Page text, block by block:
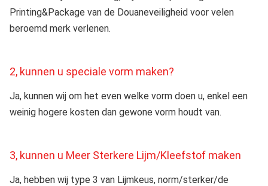
Printing&Package van de Douaneveiligheid voor velen
beroemd merk verlenen.
2, kunnen u speciale vorm maken?
Ja, kunnen wij om het even welke vorm doen u, enkel een
weinig hogere kosten dan gewone vorm houdt van.
3, kunnen u Meer Sterkere Lijm/Kleefstof maken
Ja, hebben wij type 3 van Lijmkeus, norm/sterker/de